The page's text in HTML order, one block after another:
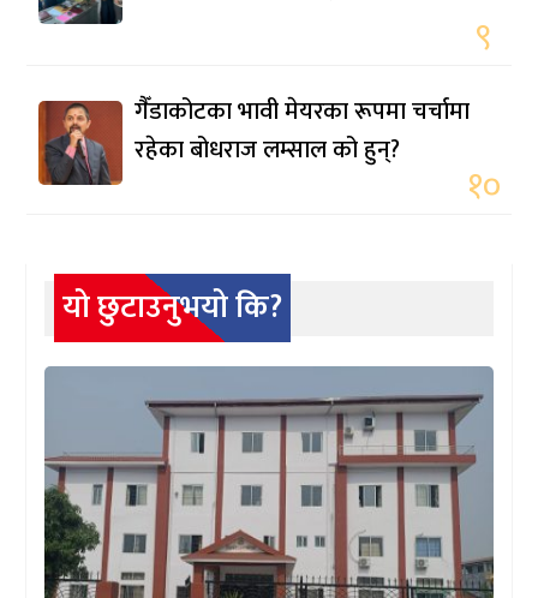
९
गैँडाकोटका भावी मेयरका रूपमा चर्चामा
रहेका बोधराज लम्साल को हुन्?
१०
यो छुटाउनुभयो कि?